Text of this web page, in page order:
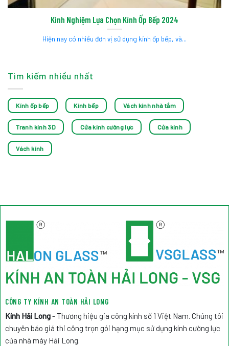
Kinh Nghiệm Lựa Chọn Kính Ốp Bếp 2024
Hiện nay có nhiều đơn vị sử dụng kính ốp bếp, và...
Tìm kiếm nhiều nhất
Kính ốp bếp Kính bếp Vách kính nhà tắm
Tranh kính 3D Cửa kính cường lực Cửa kính
Vách kính
CÔNG TY KÍNH AN TOÀN HẢI LONG
Kính Hải Long- Thương hiệu gia công kính số 1 Việt Nam. Chúng tôi
chuyên báo giá thi công trọn gói hạng mục sử dụng kính cường lực
của nhà máy Hải Long.